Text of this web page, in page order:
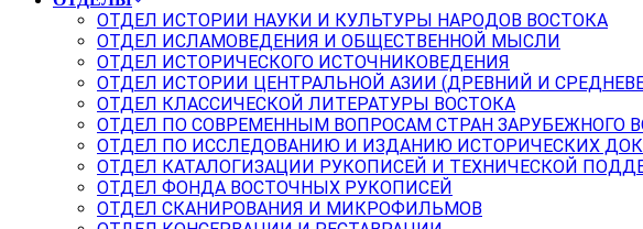
ОТДЕЛ ИСТОРИИ НАУКИ И КУЛЬТУРЫ НАРОДОВ ВОСТОКА
ОТДЕЛ ИСЛАМОВЕДЕНИЯ И ОБЩЕСТВЕННОЙ МЫСЛИ
ОТДЕЛ ИСТОРИЧЕСКОГО ИСТОЧНИКОВЕДЕНИЯ
ОТДЕЛ ИСТОРИИ ЦЕНТРАЛЬНОЙ АЗИИ (ДРЕВНИЙ И
ОТДЕЛ КЛАССИЧЕСКОЙ ЛИТЕРАТУРЫ ВОСТОКА
ОТДЕЛ ПО СОВРЕМЕННЫМ ВОПРОСАМ СТРАН ЗАРУБЕЖНОГО
ОТДЕЛ ПО ИССЛЕДОВАНИЮ И ИЗДАНИЮ ИСТОРИЧЕСКИХ
ОТДЕЛ КАТАЛОГИЗАЦИИ РУКОПИСЕЙ И ТЕХНИЧЕСКОЙ
ОТДЕЛ ФОНДА ВОСТОЧНЫХ РУКОПИСЕЙ
ОТДЕЛ СКАНИРОВАНИЯ И МИКРОФИЛЬМОВ